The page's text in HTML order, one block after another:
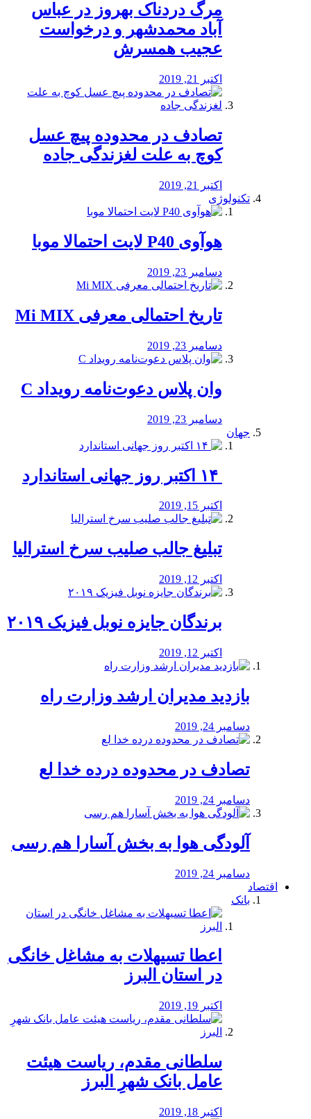
مرگ دردناک بهروز در عباس
آباد محمدشهر و درخواست
عجیب همسرش
اکتبر 21, 2019
تصادف در محدوده پیچ عسل
کوچ به علت لغزندگی جاده
اکتبر 21, 2019
تکنولوژی
هوآوی P40 لایت احتمالا موبا
دسامبر 23, 2019
تاریخ احتمالی معرفی Mi MIX
دسامبر 23, 2019
وان پلاس دعوت‌نامه رویداد C
دسامبر 23, 2019
جهان
اکتبر 15, 2019
تبلیغ جالب صلیب سرخ استرالیا
اکتبر 12, 2019
برندگان جایزه نوبل فیزیک ۲۰۱۹
اکتبر 12, 2019
بازدید مدیران ارشد وزارت راه
دسامبر 24, 2019
تصادف در محدوده درده خدا لع
دسامبر 24, 2019
آلودگی هوا به بخش آسارا هم رسی
دسامبر 24, 2019
اقتصاد
بانک
️اعطا تسیهلات به مشاغل خانگی
در استان البرز
اکتبر 19, 2019
سلطانی مقدم، ریاست هیئت
عامل بانک شهرِ البرز
اکتبر 18, 2019